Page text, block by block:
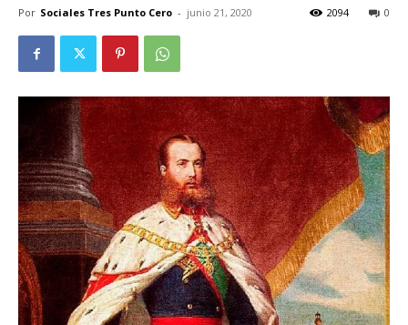
Por Sociales Tres Punto Cero - junio 21, 2020 0
2094